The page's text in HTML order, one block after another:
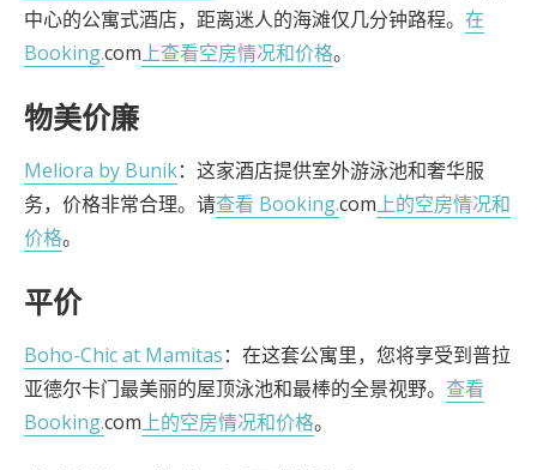
中心的公寓式酒店，距离迷人的海滩仅几分钟路程。 在
Booking.com上查看空房情况和价格。
物美价廉
Meliora by Bunik：这家酒店提供室外游泳池和奢华服
务，价格非常合理。请查看 Booking.com上的空房情况和
价格。
平价
Boho-Chic at Mamitas：在这套公寓里，您将享受到普拉
亚德尔卡门最美丽的屋顶泳池和最棒的全景视野。 查看
Booking.com上的空房情况和价格。